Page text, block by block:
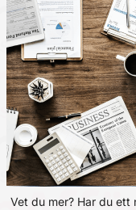
Vet du mer? Har du ett